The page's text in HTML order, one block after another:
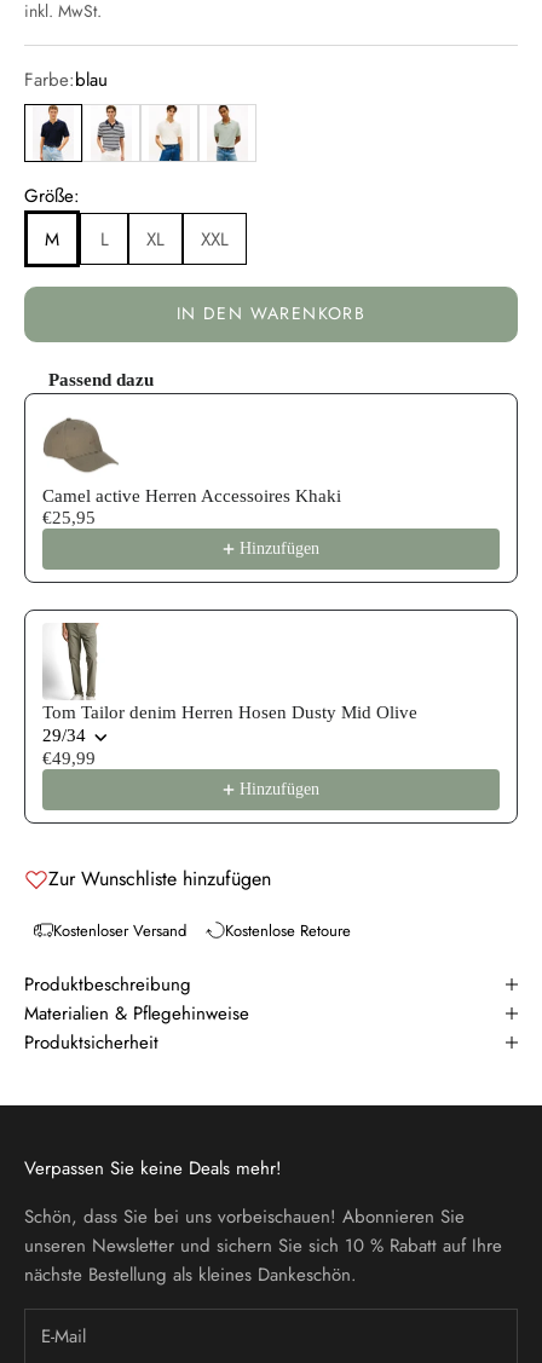
inkl. MwSt.
Farbe:blau
blau
blau gelb grau
Größe:
M
L XL XXL
IN DEN WARENKORB
Passend dazu
Use the Previous and Next buttons to navigate through product
Camel active Herren Accessoires Khaki
€25,95
Hinzufügen
Tom Tailor denim Herren Hosen Dusty Mid Olive
29/34
€49,99
Hinzufügen
Zur Wunschliste hinzufügen
Kostenloser Versand Kostenlose Retoure
Produktbeschreibung
Materialien & Pflegehinweise
Produktsicherheit
Verpassen Sie keine Deals mehr!
Schön, dass Sie bei uns vorbeischauen! Abonnieren Sie
unseren Newsletter und sichern Sie sich 10 % Rabatt auf Ihre
nächste Bestellung als kleines Dankeschön.